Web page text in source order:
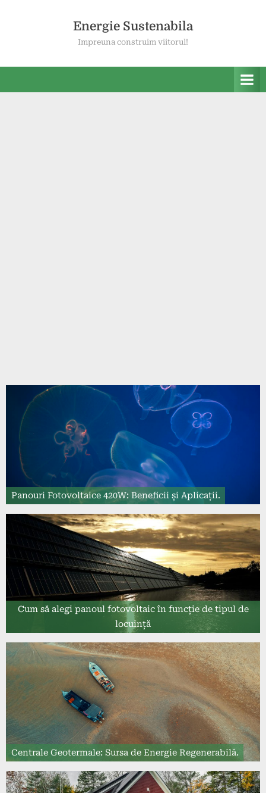
Energie Sustenabila
Impreuna construim viitorul!
Panouri Fotovoltaice 420W: Beneficii și Aplicații.
Cum să alegi panoul fotovoltaic în funcție de tipul de
locuință
Centrale Geotermale: Sursa de Energie Regenerabilă.